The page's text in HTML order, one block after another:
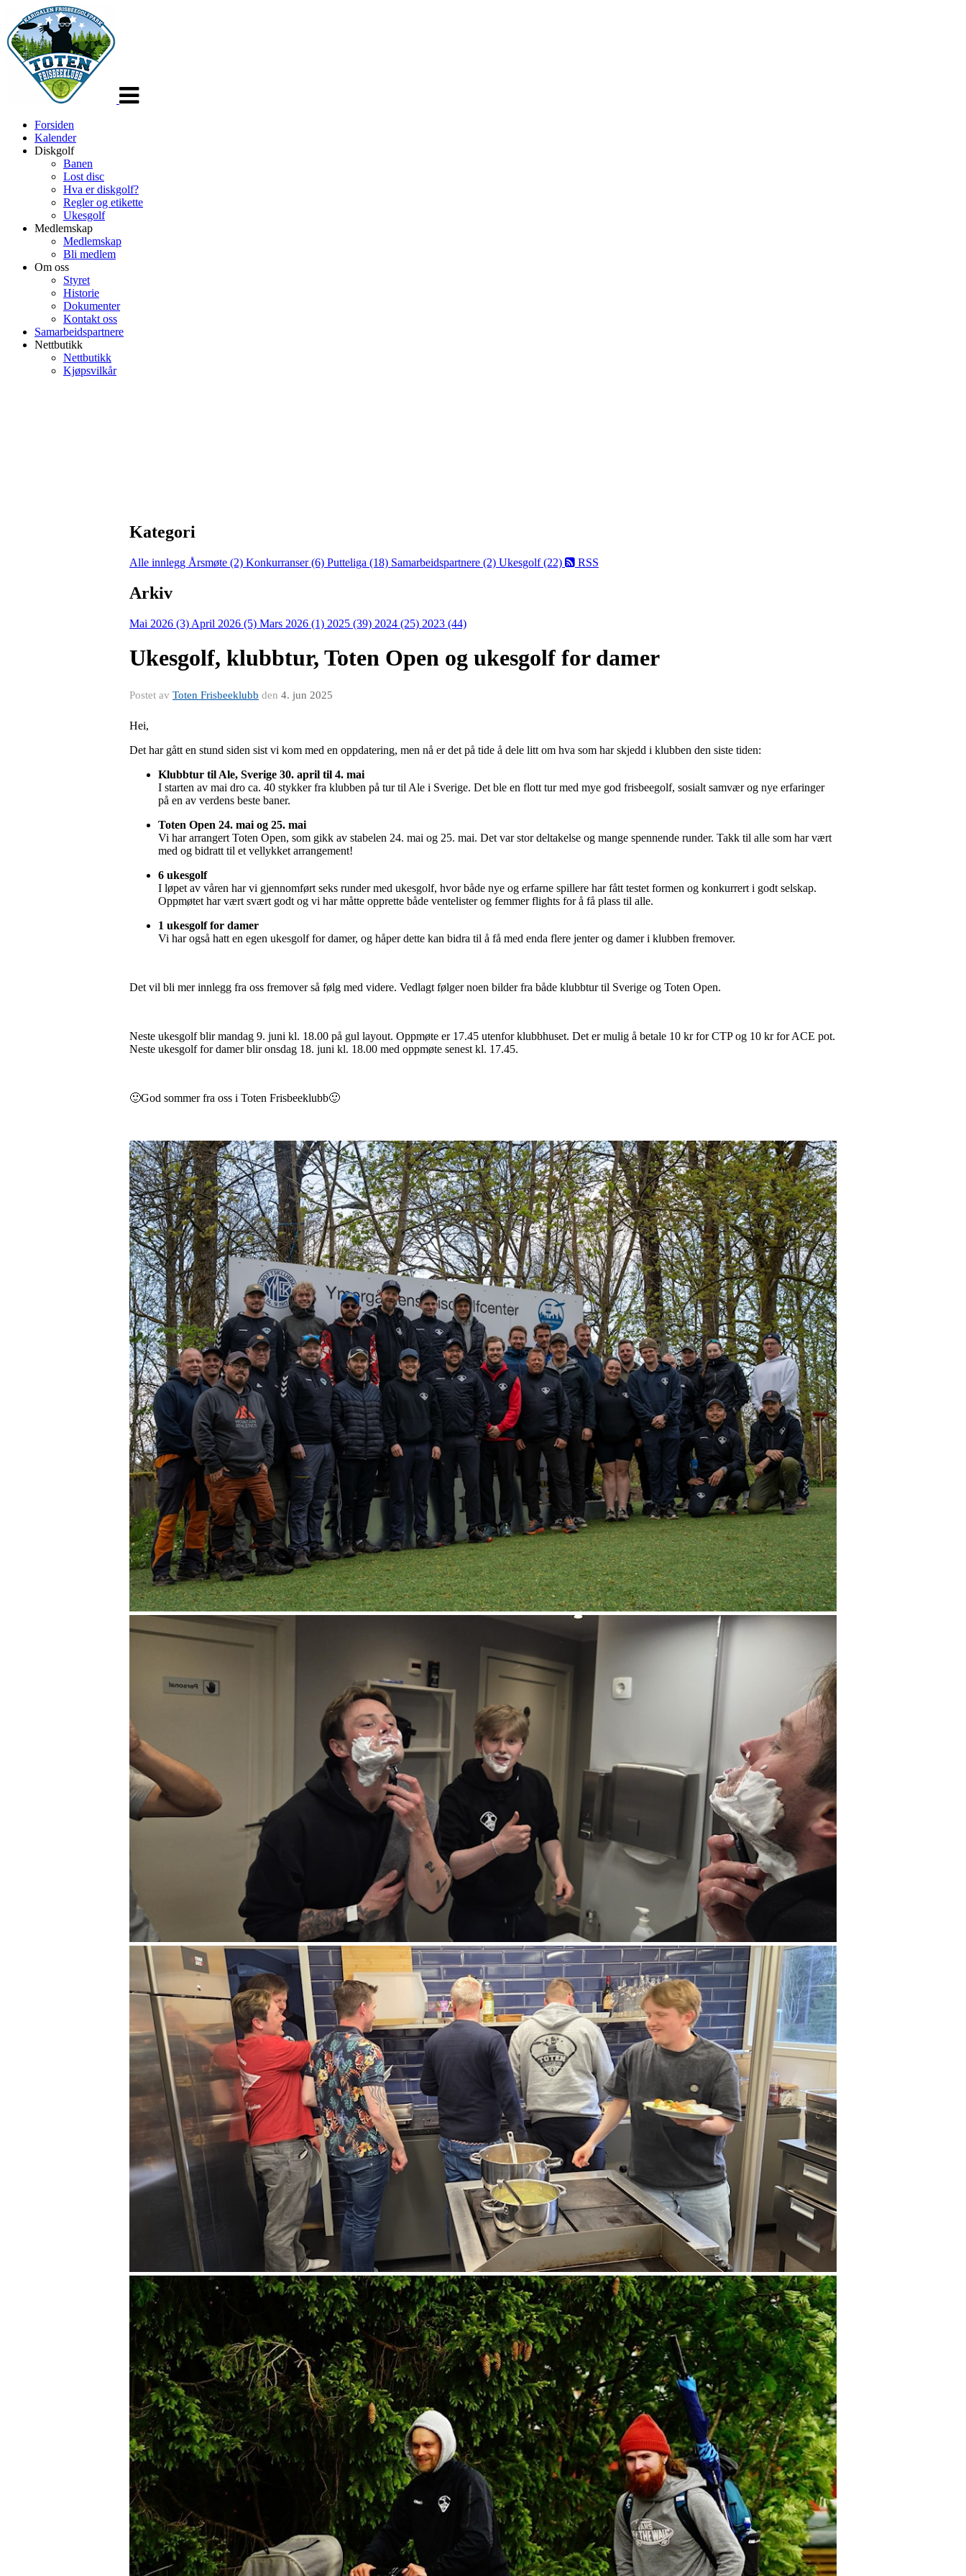
Forsiden
Kalender
Diskgolf
Banen
Lost disc
Hva er diskgolf?
Regler og etikette
Ukesgolf
Medlemskap
Medlemskap
Bli medlem
Om oss
Styret
Historie
Dokumenter
Kontakt oss
Samarbeidspartnere
Nettbutikk
Nettbutikk
Kjøpsvilkår
Kategori
Alle innlegg Årsmøte (2) Konkurranser (6) Putteliga (18) Samarbeidspartnere (2) Ukesgolf (22) RSS
Arkiv
Mai 2026 (3) April 2026 (5) Mars 2026 (1) 2025 (39) 2024 (25) 2023 (44)
Ukesgolf, klubbtur, Toten Open og ukesgolf for damer
Postet av Toten Frisbeeklubb den 4. jun 2025
Hei,
Det har gått en stund siden sist vi kom med en oppdatering, men nå er det på tide å dele litt om hva som har skjedd i klubben den siste tiden:
Klubbtur til Ale, Sverige 30. april til 4. mai
I starten av mai dro ca. 40 stykker fra klubben på tur til Ale i Sverige. Det ble en flott tur med mye god frisbeegolf, sosialt samvær og nye erfaringer
på en av verdens beste baner.
Toten Open 24. mai og 25. mai
Vi har arrangert Toten Open, som gikk av stabelen 24. mai og 25. mai. Det var stor deltakelse og mange spennende runder. Takk til alle som har vært
med og bidratt til et vellykket arrangement!
6 ukesgolf
I løpet av våren har vi gjennomført seks runder med ukesgolf, hvor både nye og erfarne spillere har fått testet formen og konkurrert i godt selskap.
Oppmøtet har vært svært godt og vi har måtte opprette både ventelister og femmer flights for å få plass til alle.
1 ukesgolf for damer
Vi har også hatt en egen ukesgolf for damer, og håper dette kan bidra til å få med enda flere jenter og damer i klubben fremover.
Det vil bli mer innlegg fra oss fremover så følg med videre. Vedlagt følger noen bilder fra både klubbtur til Sverige og Toten Open.
Neste ukesgolf blir mandag 9. juni kl. 18.00 på gul layout. Oppmøte er 17.45 utenfor klubbhuset. Det er mulig å betale 10 kr for CTP og 10 kr for ACE pot.
Neste ukesgolf for damer blir onsdag 18. juni kl. 18.00 med oppmøte senest kl. 17.45.
🙂God sommer fra oss i Toten Frisbeeklubb🙂